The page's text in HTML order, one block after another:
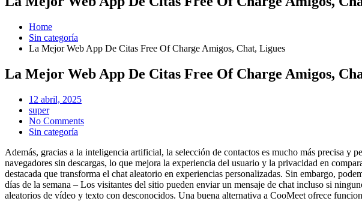
Home
Sin categoría
La Mejor Web App De Citas Free Of Charge Amigos, Chat, Ligues
La Mejor Web App De Citas Free Of Charge Amigos,
Posted
on
12 abril, 2025
super
No Comments
Sin categoría
Además, gracias a la inteligencia artificial, la selección de contactos es mucho más precisa
navegadores sin descargas, lo que mejora la experiencia del usuario y la privacidad en
destacada que transforma el chat aleatorio en experiencias personalizadas. Sin embargo,
días de la semana – Los visitantes del sitio pueden enviar un mensaje de chat incluso si
aleatorios de vídeo y texto con desconocidos. Una buena alternativa a CooMeet ofrece